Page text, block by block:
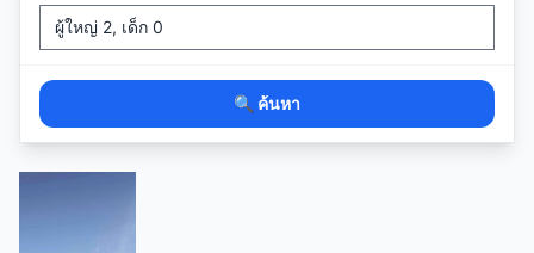
🔍 ค้นหา